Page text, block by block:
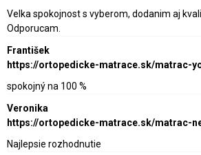
Velka spokojnost s vyberom, dodanim aj
Odporucam.
František
https://ortopedicke-matrace.sk/matrac-
spokojný na 100 %
Veronika
https://ortopedicke-matrace.sk/matrac-
Najlepsie rozhodnutie